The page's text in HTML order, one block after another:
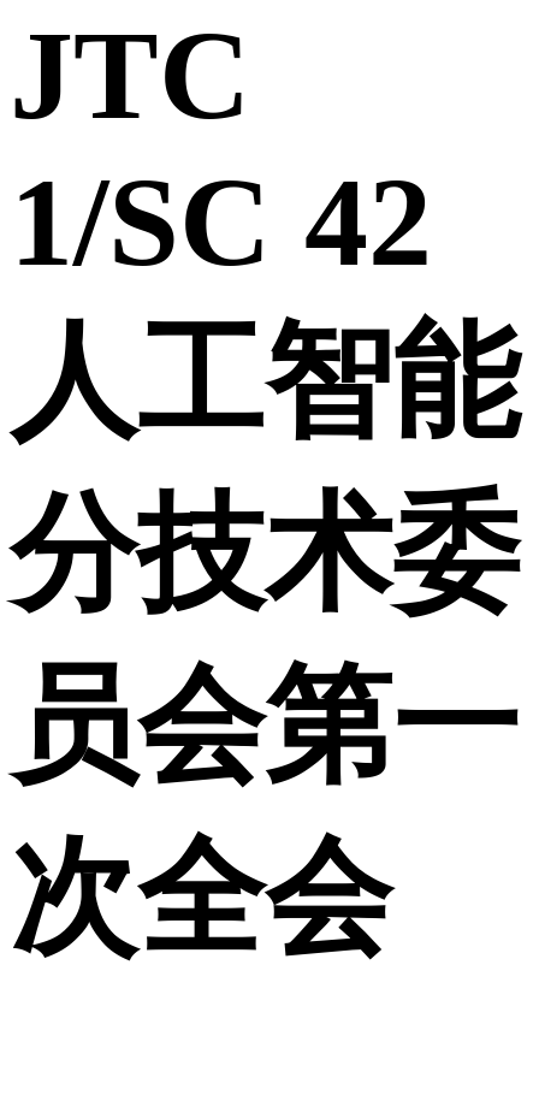
JTC
1/SC 42
人工智能
分技术委
员会第一
次全会